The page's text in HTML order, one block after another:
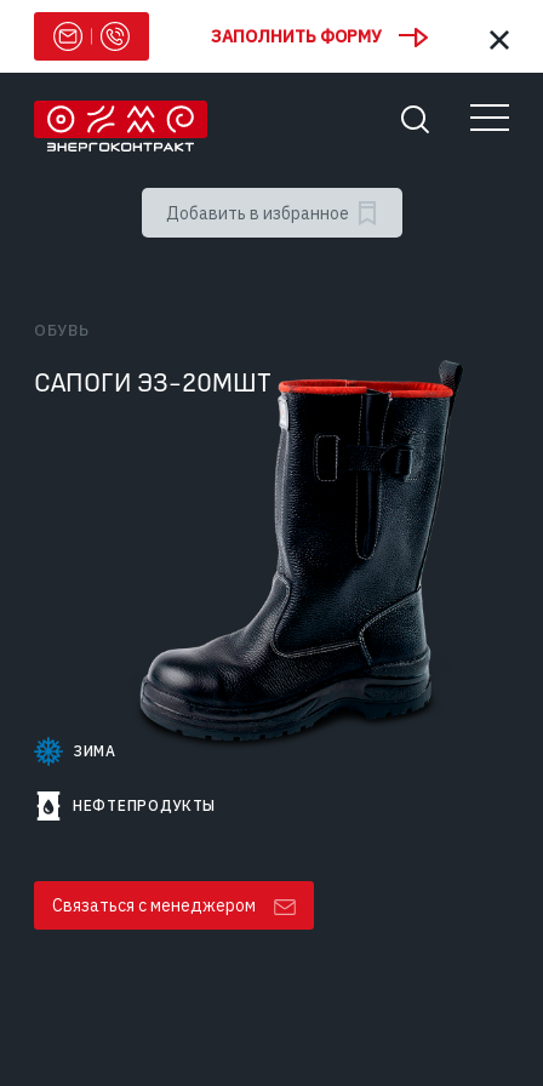
Добавить в избранное
ОБУВЬ
САПОГИ ЭЗ-20МШТ
ЗИМА
НЕФТЕПРОДУКТЫ
Связаться с менеджером
ЗАПОЛНИТЬ ФОРМУ